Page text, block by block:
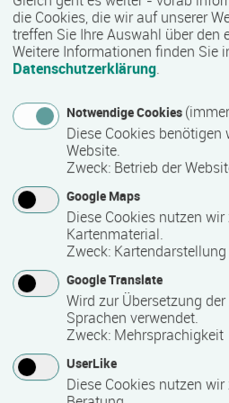
Qualitätsstandards in der
Verbreitung und Vertiefung der
Erkenntnisse auf diesem Gebiet
Zweck bieten wir über unsere
zahlreiche Fort- und
Kontakt
Verband für Physiotherapie (VPT)
Landesgruppe Nord-Ost
Werderstraße 19
19055 Schwerin
Deutschland
die Cookies, die wir auf unserer
treffen Sie Ihre Auswahl über den
Weitere Informationen finden Sie
Datenschutzerklärung.
Notwendige Cookies
Diese Cookies benötigen
Website.
Zweck: Betrieb der
Google Maps
Diese Cookies nutzen
Kartenmaterial.
Zweck: Kartendarstellung
Google Translate
Wird zur Übersetzung
Sprachen verwendet.
Zweck: Mehrsprachigkeit
UserLike
Diese Cookies nutzen